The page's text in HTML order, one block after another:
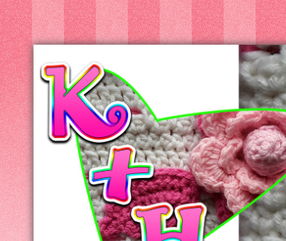
Kreatív+Hobby
Alkotóműhely